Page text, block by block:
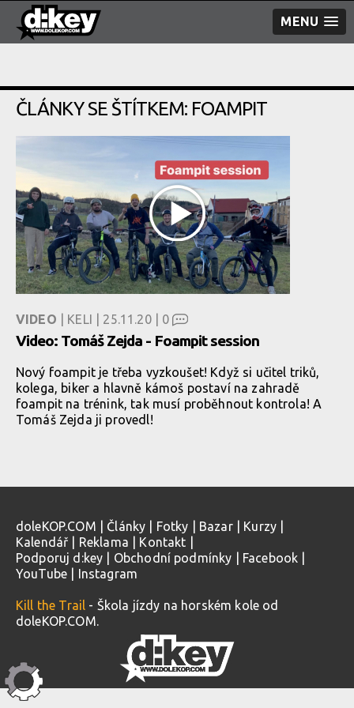
MENU
ČLÁNKY SE ŠTÍTKEM: FOAMPIT
VIDEO | KELI | 25.11.20 | 0
Video: Tomáš Zejda - Foampit session
Nový foampit je třeba vyzkoušet! Když si učitel triků,
kolega, biker a hlavně kámoš postaví na zahradě
foampit na trénink, tak musí proběhnout kontrola! A
Tomáš Zejda ji provedl!
doleKOP.COM Články Fotky Bazar| Kurzy
Kalendář
Reklama Kontakt
Podporuj d:key
Obchodní podmínky Facebook
YouTube
Instagram
Kill the Trail - Škola jízdy na horském kole od
doleKOP.COM.